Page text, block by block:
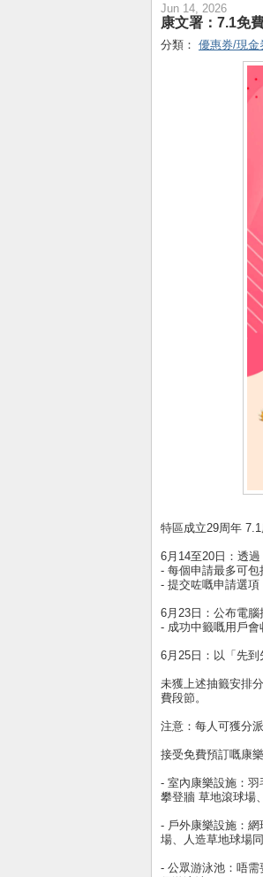
Jun 14, 2026
康文署：7.1免
分類： 優惠券/現金
特區成立29周年
6月14至20日：透
- 每個申請最多可包
- 提交咗嘅申請選項
6月23日：公布電
- 成功中籤嘅用戶
6月25日：以「先
未獲上述抽籤安排
費段節。
注意：每人可獲分
接受免費預訂嘅康
- 室內康樂設施：
攀登牆 草地滾球場
- 戶外康樂設施：
場、人造草地球場
- 公眾游泳池：唔